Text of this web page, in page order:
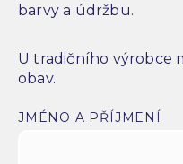
barvy a údržbu.
U tradičního výrobce
obav.
JMÉNO A PŘÍJMENÍ